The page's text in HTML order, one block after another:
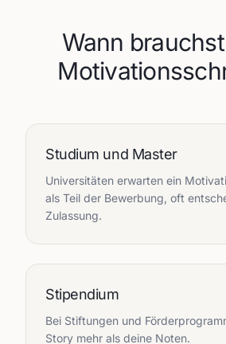
Wann
Studium und Master
Universitäten erwarten ein
als Teil der Bewerbung, oft
Zulassung.
Stipendium
Bei Stiftungen und
Story mehr als deine Noten.